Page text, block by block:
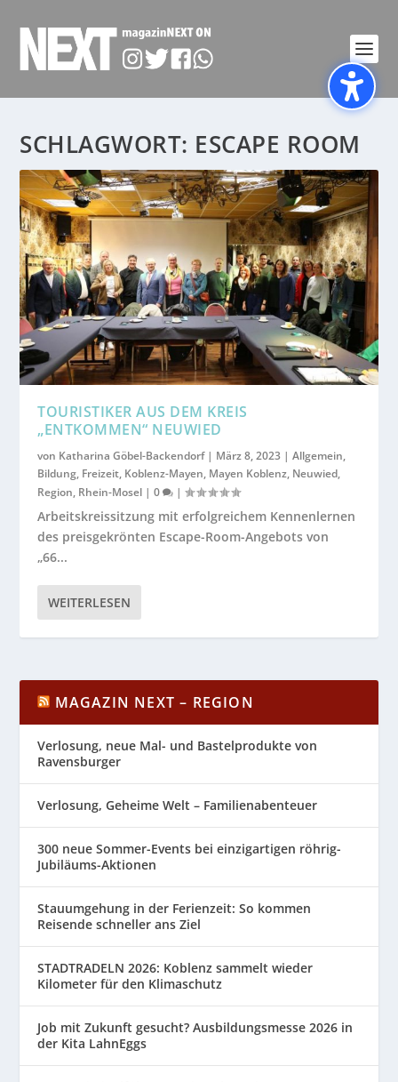
SCHLAGWORT: ESCAPE ROOM
TOURISTIKER AUS DEM KREIS
„ENTKOMMEN“ NEUWIED
von Katharina Göbel-Backendorf| März 8, 2023 |Allgemein,
Bildung, Freizeit, Koblenz-Mayen, Mayen Koblenz, Neuwied,
Region, Rhein-Mosel |0 |
Arbeitskreissitzung mit erfolgreichem Kennenlernen
des preisgekrönten Escape-Room-Angebots von
„66...
WEITERLESEN
MAGAZIN NEXT – REGION
Verlosung, neue Mal- und Bastelprodukte von
Ravensburger
Verlosung, Geheime Welt – Familienabenteuer
300 neue Sommer-Events bei einzigartigen röhrig-
Jubiläums-Aktionen
Stauumgehung in der Ferienzeit: So kommen
Reisende schneller ans Ziel
STADTRADELN 2026: Koblenz sammelt wieder
Kilometer für den Klimaschutz
Job mit Zukunft gesucht? Ausbildungsmesse 2026 in
der Kita LahnEggs